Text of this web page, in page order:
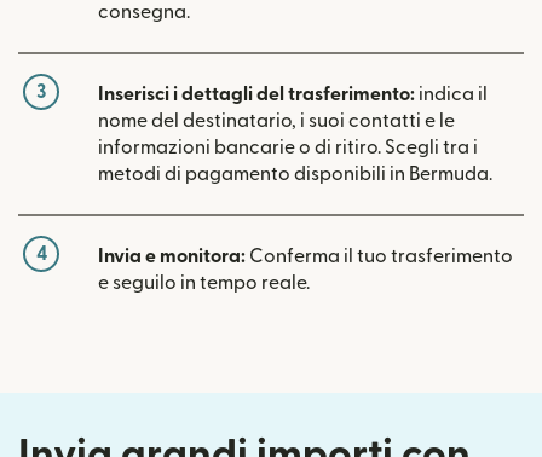
consegna.
3 Inserisci i dettagli del trasferimento: indica il
nome del destinatario, i suoi contatti e le
informazioni bancarie o di ritiro. Scegli tra i
metodi di pagamento disponibili in Bermuda.
4 Invia e monitora: Conferma il tuo trasferimento
e seguilo in tempo reale.